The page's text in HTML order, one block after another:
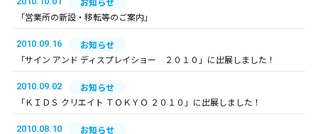
「営業所の新設・移転等のご案内」
2010.09.16
お知らせ
「サイン アンド ディスプレイショー ２０１０」に出展しました！
2010.09.02
お知らせ
「ＫＩＤＳ クリエイト ＴＯＫＹＯ ２０１０」に出展しました！
2010.08.10
お知らせ